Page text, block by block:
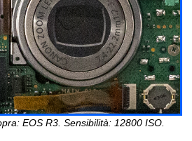
EOS R3. Sensibilità: 12800 ISO.